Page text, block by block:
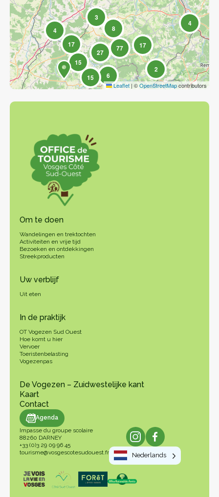
6
15
8
15
17 17
4
27 77
3
2
4
Leaflet | ©OpenStreetMapcontributors
Om te doen
Wandelingen en trektochten
Activiteiten en vrije tijd
Bezoeken en ontdekkingen
Streekproducten
Uw verblijf
Uit eten
In de praktijk
OT Vogezen Sud Ouest
Hoe komt u hier
Vervoer
Toeristenbelasting
Vogezenpas
De Vogezen – Zuidwestelijke kant
Kaart
Contact
Agenda
Impasse du groupe scolaire
88260 DARNEY
+33 (0)3 29 09 96 45
tourisme@vosgescotesudouest.fr
Nederlands